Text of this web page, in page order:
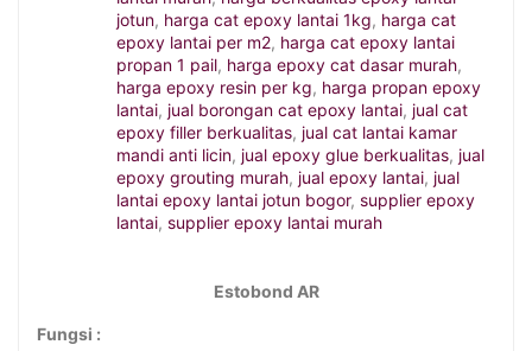
jotun, harga cat epoxy lantai 1kg, harga cat
epoxy lantai per m2, harga cat epoxy lantai
propan 1 pail, harga epoxy cat dasar murah,
harga epoxy resin per kg, harga propan epoxy
lantai, jual borongan cat epoxy lantai, jual cat
epoxy filler berkualitas, jual cat lantai kamar
mandi anti licin, jual epoxy glue berkualitas, jual
epoxy grouting murah, jual epoxy lantai, jual
lantai epoxy lantai jotun bogor, supplier epoxy
lantai, supplier epoxy lantai murah
Estobond AR
Fungsi :